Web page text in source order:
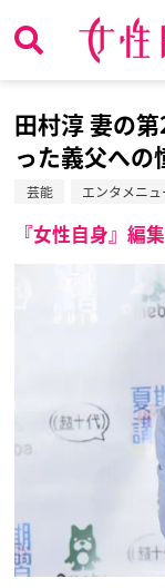
田村淳 妻の
った義父への
芸能 エンタメニュ
『女性自身』編